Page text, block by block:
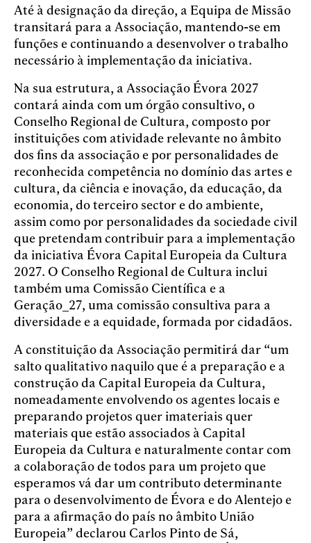
Até à designação da direção, a Equipa de Missão
transitará para a Associação, mantendo-se em
funções e continuando a desenvolver o trabalho
necessário à implementação da iniciativa.
Na sua estrutura, a Associação Évora 2027
contará ainda com um órgão consultivo, o
Conselho Regional de Cultura, composto por
instituições com atividade relevante no âmbito
dos fins da associação e por personalidades de
reconhecida competência no domínio das artes e
cultura, da ciência e inovação, da educação, da
economia, do terceiro sector e do ambiente,
assim como por personalidades da sociedade civil
que pretendam contribuir para a implementação
da iniciativa Évora Capital Europeia da Cultura
2027. O Conselho Regional de Cultura inclui
também uma Comissão Científica e a
Geração_27, uma comissão consultiva para a
diversidade e a equidade, formada por cidadãos.
A constituição da Associação permitirá dar “um
salto qualitativo naquilo que é a preparação e a
construção da Capital Europeia da Cultura,
nomeadamente envolvendo os agentes locais e
preparando projetos quer imateriais quer
materiais que estão associados à Capital
Europeia da Cultura e naturalmente contar com
a colaboração de todos para um projeto que
esperamos vá dar um contributo determinante
para o desenvolvimento de Évora e do Alentejo e
para a afirmação do país no âmbito União
Europeia” declarou Carlos Pinto de Sá,